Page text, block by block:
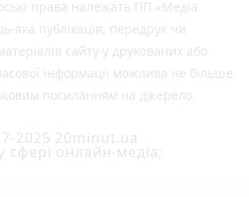
права належать ПП «Медіа
яка публiкацiя, передрук чи
сайту у друкованих або
інформації можлива не більше
посиланням на джерело.
2025 20minut.ua
сфері онлайн-медіа;